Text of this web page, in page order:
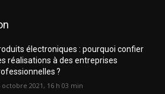
électroniques : pourquoi confier
réalisations à des entreprises
?
octobre 2021, 16 h 03 min